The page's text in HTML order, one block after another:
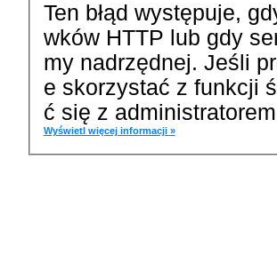
Ten błąd występuje,
wków HTTP lub gdy
my nadrzędnej. Jeśli
e skorzystać z funkcji
ć się z
Wyświetl więcej informacji »